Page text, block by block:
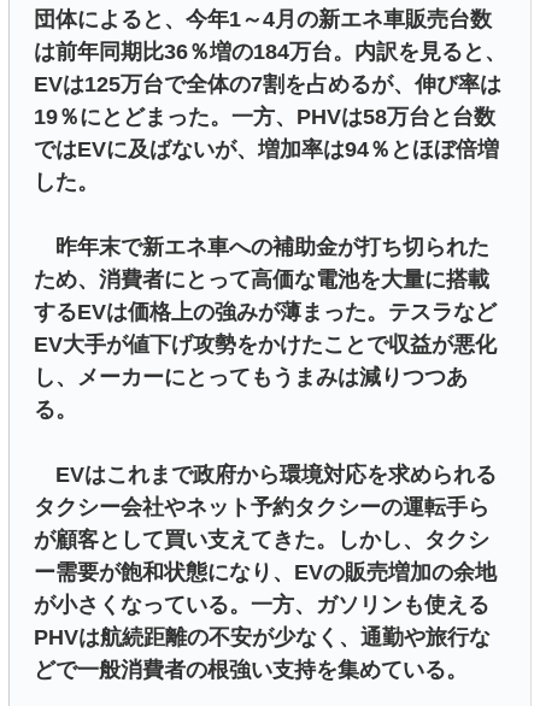
団体によると、今年1～4月の新エネ車販売台数
は前年同期比36％増の184万台。内訳を見ると、
EVは125万台で全体の7割を占めるが、伸び率は
19％にとどまった。一方、PHVは58万台と台数
ではEVに及ばないが、増加率は94％とほぼ倍増
した。
昨年末で新エネ車への補助金が打ち切られた
ため、消費者にとって高価な電池を大量に搭載
するEVは価格上の強みが薄まった。テスラなど
EV大手が値下げ攻勢をかけたことで収益が悪化
し、メーカーにとってもうまみは減りつつあ
る。
EVはこれまで政府から環境対応を求められる
タクシー会社やネット予約タクシーの運転手ら
が顧客として買い支えてきた。しかし、タクシ
ー需要が飽和状態になり、EVの販売増加の余地
が小さくなっている。一方、ガソリンも使える
PHVは航続距離の不安が少なく、通勤や旅行な
どで一般消費者の根強い支持を集めている。